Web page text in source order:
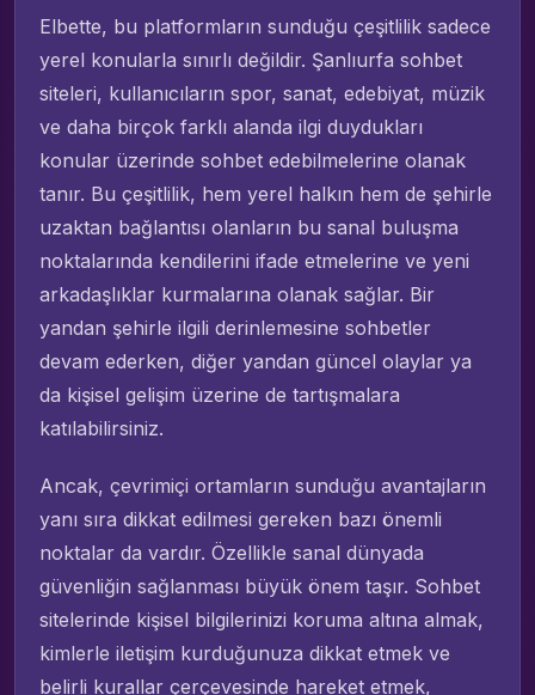
Elbette, bu platformların sunduğu çeşitlilik sadece
yerel konularla sınırlı değildir. Şanlıurfa sohbet
siteleri, kullanıcıların spor, sanat, edebiyat, müzik
ve daha birçok farklı alanda ilgi duydukları
konular üzerinde sohbet edebilmelerine olanak
tanır. Bu çeşitlilik, hem yerel halkın hem de şehirle
uzaktan bağlantısı olanların bu sanal buluşma
noktalarında kendilerini ifade etmelerine ve yeni
arkadaşlıklar kurmalarına olanak sağlar. Bir
yandan şehirle ilgili derinlemesine sohbetler
devam ederken, diğer yandan güncel olaylar ya
da kişisel gelişim üzerine de tartışmalara
katılabilirsiniz.
Ancak, çevrimiçi ortamların sunduğu avantajların
yanı sıra dikkat edilmesi gereken bazı önemli
noktalar da vardır. Özellikle sanal dünyada
güvenliğin sağlanması büyük önem taşır. Sohbet
sitelerinde kişisel bilgilerinizi koruma altına almak,
kimlerle iletişim kurduğunuza dikkat etmek ve
belirli kurallar çerçevesinde hareket etmek,